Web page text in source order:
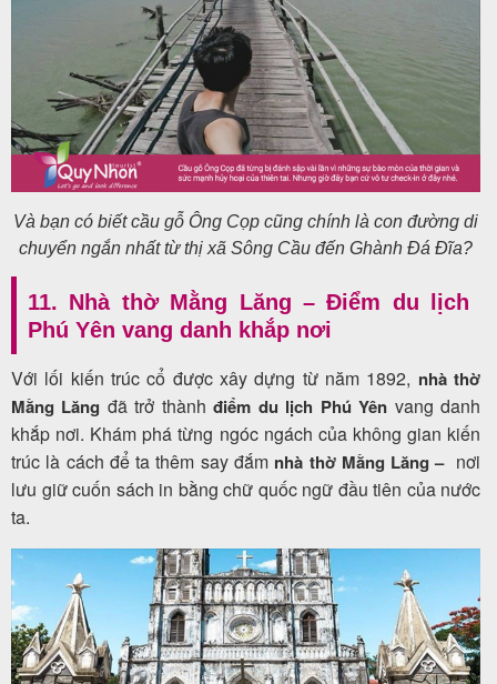
Và bạn có biết cầu gỗ Ông Cọp cũng chính là con đường di
chuyển ngắn nhất từ thị xã Sông Cầu đến Ghành Đá Đĩa?
11. Nhà thờ Mằng Lăng – Điểm du lịch
Phú Yên vang danh khắp nơi
Với lối kiến trúc cổ được xây dựng từ năm 1892, nhà thờ
Mằng Lăng đã trở thànhđiểm du lịch Phú Yên vang danh
khắp nơi. Khám phá từng ngóc ngách của không gian kiến
trúc là cách để ta thêm say đắm nhà thờ Mằng Lăng – nơi
lưu giữ cuốn sách in bằng chữ quốc ngữ đầu tiên của nước
ta.